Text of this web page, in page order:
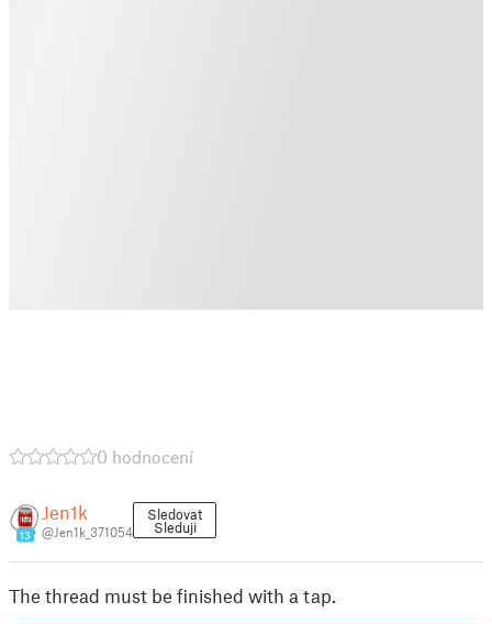
0 hodnocení
13
Jen1k
@Jen1k_371054
Sledovat
Sleduji
The thread must be finished with a tap.